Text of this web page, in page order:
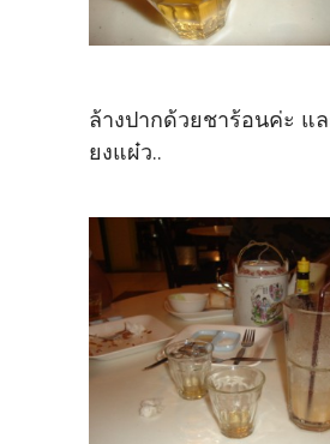
ล้างปากด้วยชาร้อนค่ะ แ
ยงแผ๋ว..